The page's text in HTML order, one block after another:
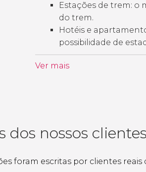
Estações de trem: o
do trem.
Hotéis e
possibilidade de
Ver mais
dos nossos clientes
foram escritas por clientes